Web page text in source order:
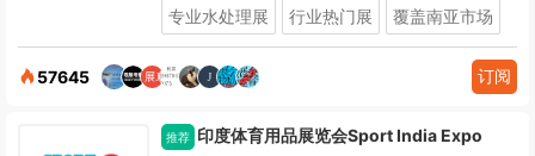
专业水处理展
行业热门展 覆盖南亚市场
57645 订阅
推荐 印度体育用品展览会Sport India Expo